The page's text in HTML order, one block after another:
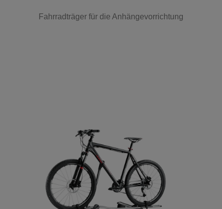
Fahrradträger für die Anhängevorrichtung